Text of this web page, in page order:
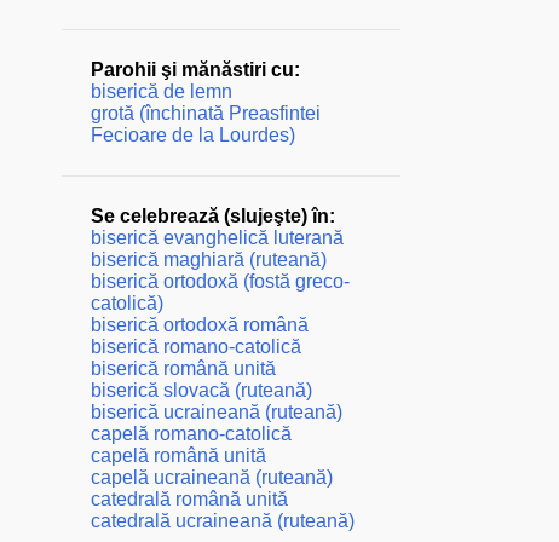
Parohii şi mănăstiri cu:
biserică de lemn
grotă (închinată Preasfintei
Fecioare de la Lourdes)
Se celebrează (slujeşte) în:
biserică evanghelică luterană
biserică maghiară (ruteană)
biserică ortodoxă (fostă greco-
catolică)
biserică ortodoxă română
biserică romano-catolică
biserică română unită
biserică slovacă (ruteană)
biserică ucraineană (ruteană)
capelă romano-catolică
capelă română unită
capelă ucraineană (ruteană)
catedrală română unită
catedrală ucraineană (ruteană)